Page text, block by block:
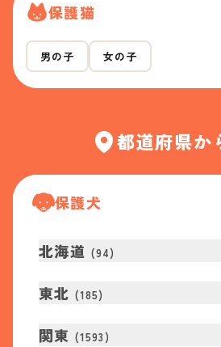
保護猫
男の子 女の子
都道府県か
保護犬
北海道 (94)
東北 (185)
関東 (1593 )